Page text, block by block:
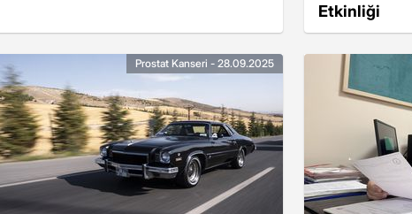
Etkinliği
Prostat Kanseri - 28.09.2025